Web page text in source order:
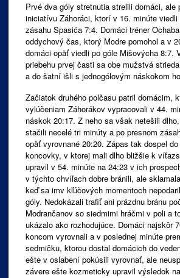
Prvé dva góly stretnutia strelili domáci, ale
iniciatívu Záhoráci, ktorí v 16. minúte viedli
zásahu Spasića 7:4. Domáci tréner
oddychový čas, ktorý Modre pomohol a v
domáci opäť viedli po góle Mišovýcha 8:7.
priebehu prvej časti sa obe mužstvá
a do šatní išli s jednogólovým náskokom
Začiatok druhého polčasu patril domácim,
vylúčeniam Záhorákov vypracovali v 44.
náskok 20:17. Z neho sa však netešili
stačili necelé tri minúty a po presnom
opäť vyrovnané 20:20. Zápas tak dospel
koncovky, v ktorej mali dlho bližšie k
upravil v 54. minúte na 24:23 v ich
v týchto chvíľach dobre bránili, ale
keď sa imv kľúčových momentoch
góly. Nedokázali trafiť ani prázdnu bránu
Modrančanov so siedmimi hráčmi v poli a
ukázalo ako rozhodujúce. Domáci najskôr
koncom vyrovnali a v poslednej minúte
sedmičku, ktorou dostal domácich do
ešte v oslabení pokúsili vyrovnať, ale
závere ešte kozmeticky upravil výsledok